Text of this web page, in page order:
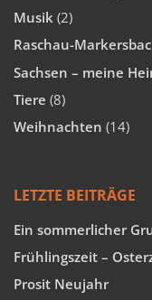
Musik (2)
Raschau-
Sachsen – meine
Tiere (8)
Weihnachten (14)
LETZTE BEITRÄGE
Ein sommerlicher
Frühlingszeit –
Prosit Neujahr